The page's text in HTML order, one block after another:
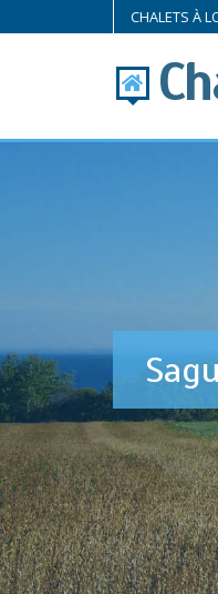
CHALETS À